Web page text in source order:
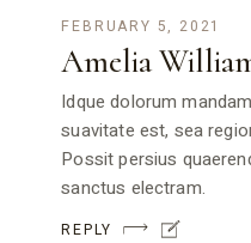
FEBRUARY 5, 2021
Amelia
Idque dolorum
suavitate est, sea
Possit persius
sanctus electram.
REPLY